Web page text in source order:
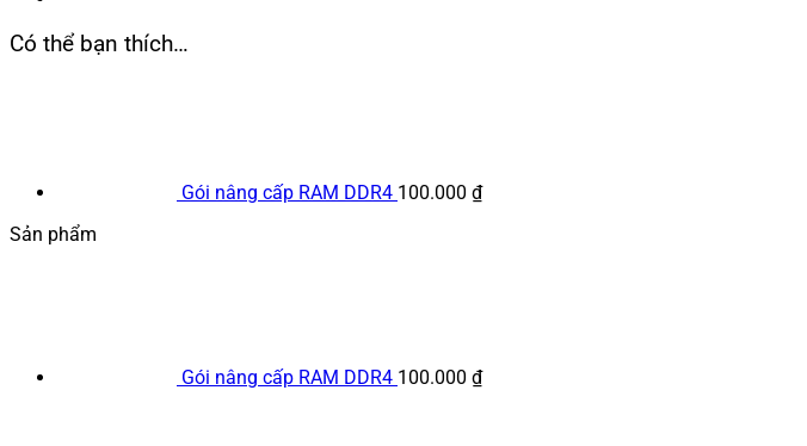
Có thể bạn thích…
Gói nâng cấp RAM DDR4 100.000 ₫
Sản phẩm
Gói nâng cấp RAM DDR4 100.000 ₫